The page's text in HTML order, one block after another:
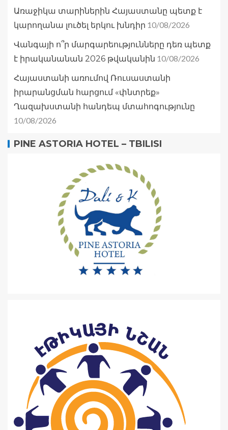
Առաջիկա տարիներին Հայաստանը պետք է
կարողանա լուծել երկու խնդիր 10/08/2026
Վանգայի ո՞ր մարգարեությունները դեռ պետք
է իրականանան 2026 թվականին 10/08/2026
Հայաստանի առումով Ռուսաստանի
իրարանցման հարցում «փնտրեք»
Ղազախստանի հանդեպ մտահոգությունը
10/08/2026
PINE ASTORIA HOTEL – TBILISI